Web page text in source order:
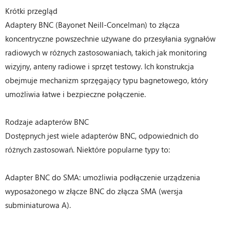
Krótki przegląd
Adaptery BNC (Bayonet Neill-Concelman) to złącza
koncentryczne powszechnie używane do przesyłania sygnałów
radiowych w różnych zastosowaniach, takich jak monitoring
wizyjny, anteny radiowe i sprzęt testowy. Ich konstrukcja
obejmuje mechanizm sprzęgający typu bagnetowego, który
umożliwia łatwe i bezpieczne połączenie.
Rodzaje adapterów BNC
Dostępnych jest wiele adapterów BNC, odpowiednich do
różnych zastosowań. Niektóre popularne typy to:
Adapter BNC do SMA: umożliwia podłączenie urządzenia
wyposażonego w złącze BNC do złącza SMA (wersja
subminiaturowa A).